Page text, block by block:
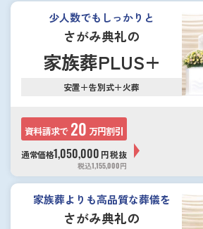
少人数でもしっかりと
さがみ典礼の
家族葬PLUS+
安置＋告別式＋火葬
資料請求で 20 万円割引
通常価格1,050,000 円税抜
税込1,155,000円
家族葬よりも高品質な葬儀を
さがみ典礼の